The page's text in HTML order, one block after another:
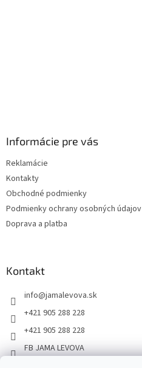
Informácie pre vás
Reklamácie
Kontakty
Obchodné podmienky
Podmienky ochrany osobných údajov
Doprava a platba
Kontakt
info@jamalevova.sk
+421 905 288 228
+421 905 288 228
FB JAMA LEVOVA